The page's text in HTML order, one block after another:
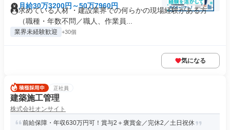
月給30万3200円～50万7960円
求めている人材 ・建設業界での何らかの現場経験がある方
（職種・年数不問／職人、作業員...
業界未経験歓迎 +30個
気になる
正社員
建築施工管理
株式会社オンサイト
前給保障・年収630万円可！賞与2＋褒賞金／完休2／土日祝休